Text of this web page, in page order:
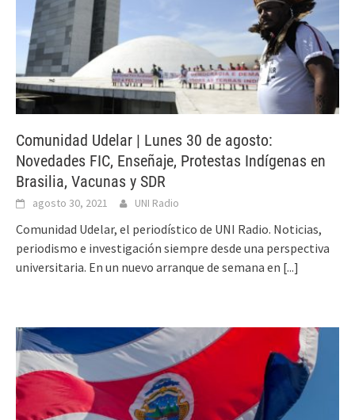
Comunidad Udelar | Lunes 30 de agosto:
Novedades FIC, Enseñaje, Protestas Indígenas en
Brasilia, Vacunas y SDR
agosto 30, 2021 UNI Radio
Comunidad Udelar, el periodístico de UNI Radio. Noticias,
periodismo e investigación siempre desde una perspectiva
universitaria. En un nuevo arranque de semana en [...]